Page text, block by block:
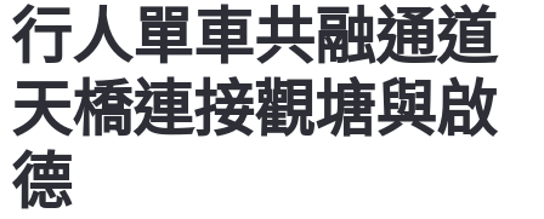
行人單車共融通道
天橋連接觀塘與啟
德